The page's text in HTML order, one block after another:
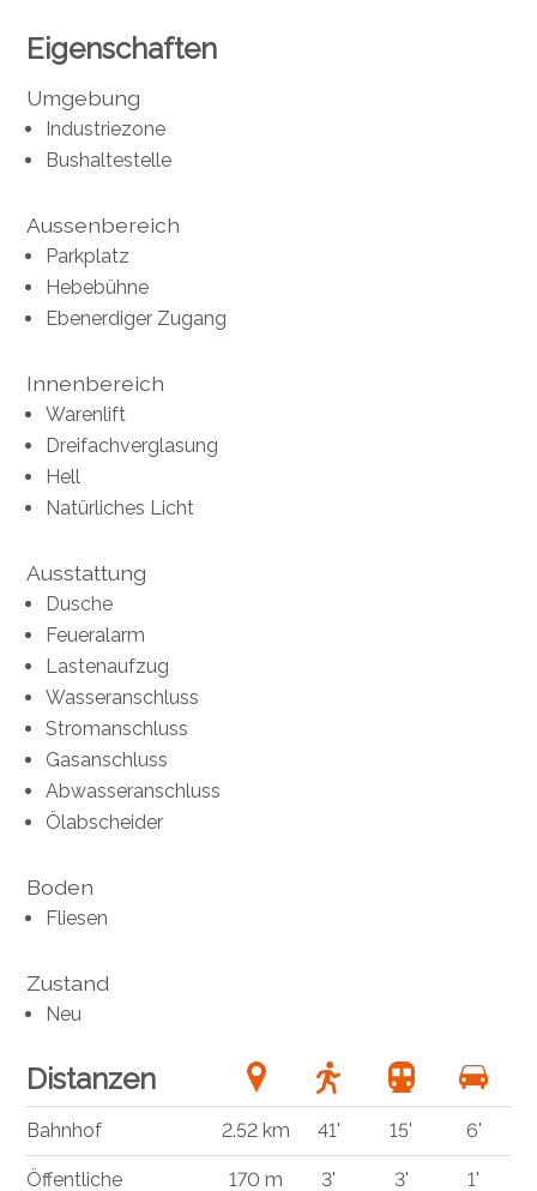
Eigenschaften
Umgebung
Industriezone
Bushaltestelle
Aussenbereich
Parkplatz
Hebebühne
Ebenerdiger Zugang
Innenbereich
Warenlift
Dreifachverglasung
Hell
Natürliches Licht
Ausstattung
Dusche
Feueralarm
Lastenaufzug
Wasseranschluss
Stromanschluss
Gasanschluss
Abwasseranschluss
Ölabscheider
Boden
Fliesen
Zustand
Neu
Distanzen
Bahnhof 2.52 km 41' 15' 6'
Öffentliche 170 m 3' 3' 1'